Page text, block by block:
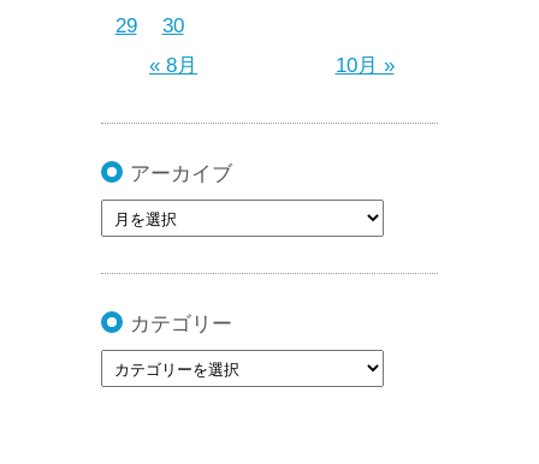
« 8月 10月 »
29
30
アーカイブ
カテゴリー